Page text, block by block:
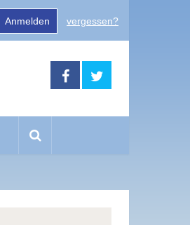
Anmelden vergessen?